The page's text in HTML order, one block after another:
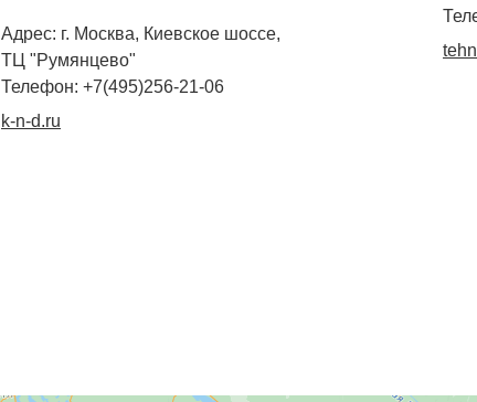
k-n-d.ru
Адрес: г. Москва, Киевское шоссе,
ТЦ "Румянцево"
Телефон: +7(495)256-21-06